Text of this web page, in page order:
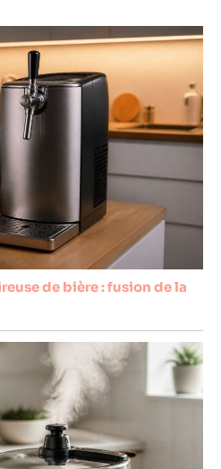
de bière : fusion de la